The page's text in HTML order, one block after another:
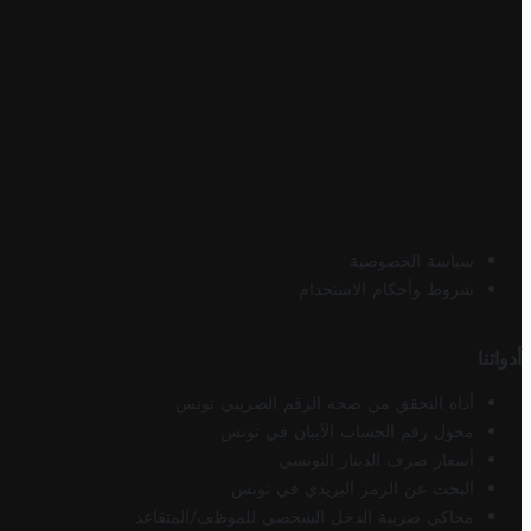
سياسة الخصوصية
شروط وأحكام الاستخدام
أدواتنا
أداة التحقق من صحة الرقم الضريبي تونس
محول رقم الحساب الآيبان في تونس
أسعار صرف الدينار التونسي
البحث عن الرمز البريدي في تونس
محاكي ضريبة الدخل الشخصي للموظف/المتقاعد